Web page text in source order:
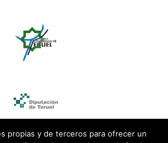
propias y de terceros para ofrecer un